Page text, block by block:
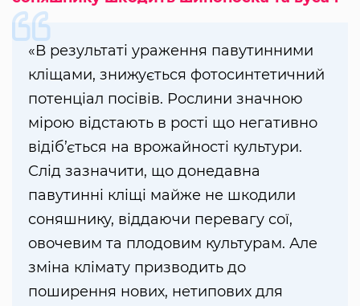
«В результаті ураження павутинними
кліщами, знижується фотосинтетичний
потенціал посівів. Рослини значною
мірою відстають в рості що негативно
відіб’ється на врожайності культури.
Слід зазначити, що донедавна
павутинні кліщі майже не шкодили
соняшнику, віддаючи перевагу сої,
овочевим та плодовим культурам. Але
зміна клімату призводить до
поширення нових, нетипових для